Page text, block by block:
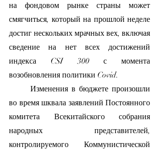
на фондовом рынке страны может
смягчиться, который на прошлой неделе
достиг нескольких мрачных вех, включая
сведение на нет всех достижений
индекса CSI 300 с момента
возобновления политики Covid.
во время шквала заявлений Постоянного
комитета Всекитайского собрания
народных представителей,
контролируемого Коммунистической